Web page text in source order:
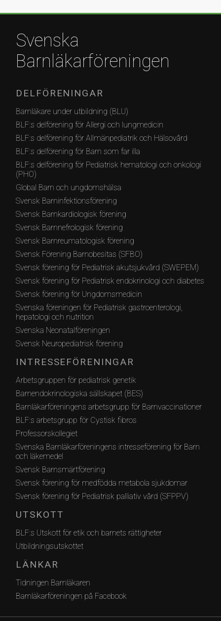
Svenska
Barnläkarföreningen
DELFÖRENINGAR
Barnläkare under utbildning (BLU)
BLF:s delförening för Allergi och lungmedicin
BLF:s delförening för Allmänpediatrik och Hälsovård
BLF:s delförening för Barn som far illa
BLF:s delförening för Pediatrisk hematologi och onkologi
(PHO)
Global Barn och ungdomshälsa
Svensk Barninfektionsförening
Svensk Barnkardiologisk förening
Svensk Barnnefrologisk förening
Svensk Barnreumatologisk förening
Svensk Förening Barnobesitas (SFBO)
Svensk förening för Pediatrisk akutsjukvård (SWEPEM)
Svensk förening för Pediatrisk endokrinologi och diabetes
Svensk förening för Ungdomsmedicin
Svenska föreningen för Pediatrisk gastroenterologi,
hepatologi och nutrition
Svenska Neonatalföreningen
Svensk Neuropediatrisk förening
INTRESSEFÖRENINGAR
Arbetsgruppen för pediatrisk genetik
Barnendokrinologiska sällskapet (BES)
Barnläkarföreningens arbetsgrupp för Barnvaccinationer
BLF:s arbetsgrupp för Cystisk fibros
Professorskollegiet
Svenska Barnläkarföreningens intresseförening för Barn
och läkemedel
Svensk Barnsmärtförening
Svensk förening för medfödda metabola sjukdomar
Svensk förening för Pediatrisk palliativ vård (SFPPV)
UTSKOTT
BLF:s Utskott för etik och barnets rättigheter
Utbildningsutskottet
LÄNKAR
Tidningen Barnläkaren
Barnläkarföreningen på Facebook